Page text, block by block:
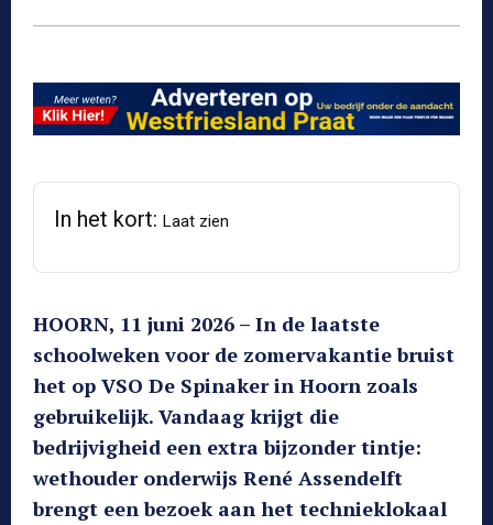
In het kort: Laat zien
HOORN, 11 juni 2026 – In de laatste
schoolweken voor de zomervakantie bruist
het op VSO De Spinaker in Hoorn zoals
gebruikelijk. Vandaag krijgt die
bedrijvigheid een extra bijzonder tintje:
wethouder onderwijs René Assendelft
brengt een bezoek aan het technieklokaal